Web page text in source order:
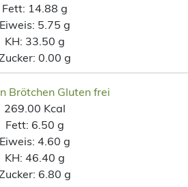
Fett: 14.88 g
Eiweis: 5.75 g
KH: 33.50 g
0.00 g
Brötchen Gluten frei
269.00 Kcal
Fett: 6.50 g
Eiweis: 4.60 g
KH: 46.40 g
6.80 g